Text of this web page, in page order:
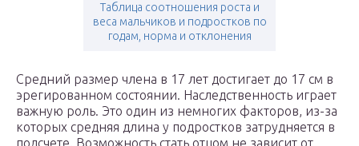
Таблица соотношения роста и
веса мальчиков и подростков по
годам, норма и отклонения
Средний размер члена в 17 лет достигает до 17 см в
эрегированном состоянии. Наследственность играет
важную роль. Это один из немногих факторов, из-за
которых средняя длина у подростков затрудняется в
подсчете. Возможность стать отцом не зависит от